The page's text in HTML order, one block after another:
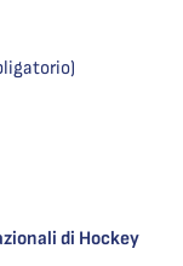
di Hockey